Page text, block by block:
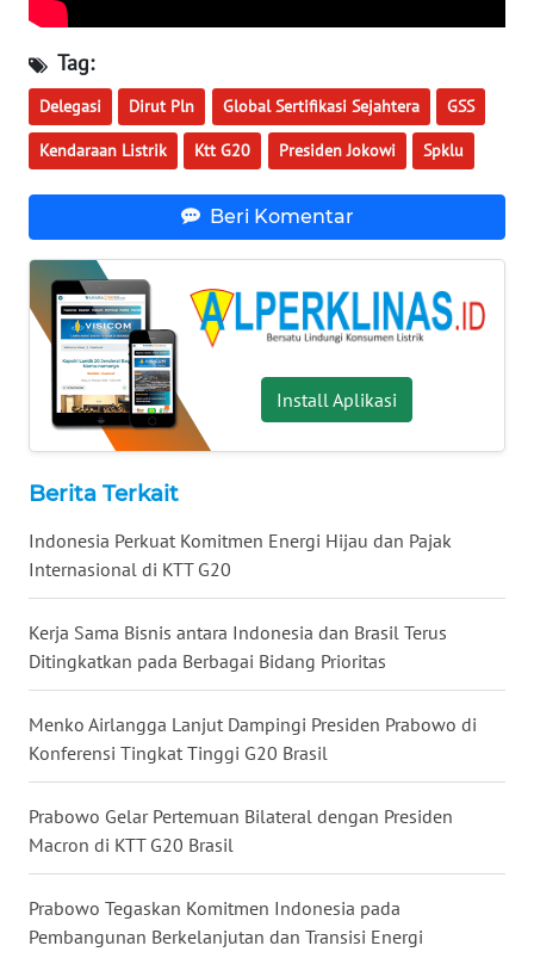
Tag:
Delegasi Dirut Pln Global Sertifikasi Sejahtera GSS
Kendaraan Listrik Ktt G20 Presiden Jokowi Spklu
Beri Komentar
Install Aplikasi
Berita Terkait
Indonesia Perkuat Komitmen Energi Hijau dan Pajak
Internasional di KTT G20
Kerja Sama Bisnis antara Indonesia dan Brasil Terus
Ditingkatkan pada Berbagai Bidang Prioritas
Menko Airlangga Lanjut Dampingi Presiden Prabowo di
Konferensi Tingkat Tinggi G20 Brasil
Prabowo Gelar Pertemuan Bilateral dengan Presiden
Macron di KTT G20 Brasil
Prabowo Tegaskan Komitmen Indonesia pada
Pembangunan Berkelanjutan dan Transisi Energi
WN
WN
KALSEL
WN
WN
SULSEL
WN
GORONTALO
WN
SULUT
WN
MALUKU
WN
MALUT
WN
DAIRI
TOBA
WN
NIAS